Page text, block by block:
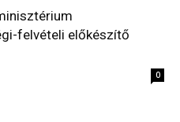
felvételi előkészítő
0